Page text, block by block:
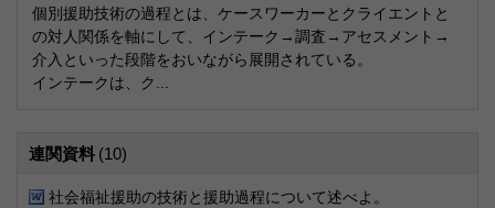
個別援助技術の過程とは、ケースワーカーとクライエントと
の対人関係を軸にして、インテーク→調査→アセスメント→
介入といった段階をおいながら展開されている。
インテークは、ク...
連関資料 (10)
社会福祉援助の技術と援助過程について述べよ。